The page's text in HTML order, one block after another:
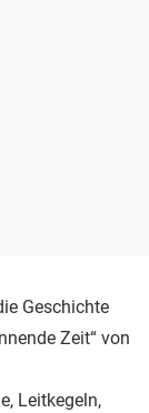
Geschichte
Zeit“ von
Leitkegeln,